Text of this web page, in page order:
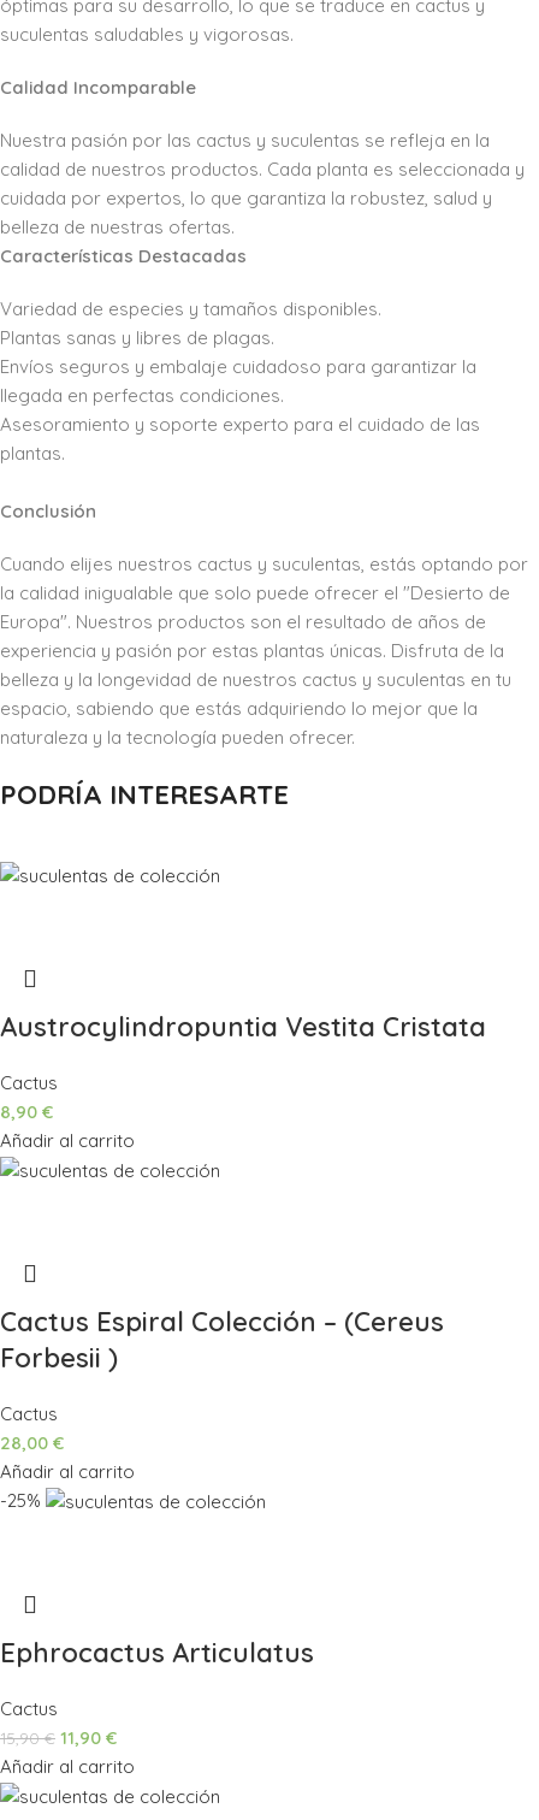
óptimas para su desarrollo, lo que se traduce en cactus y
suculentas saludables y vigorosas.
Calidad Incomparable
Nuestra pasión por las cactus y suculentas se refleja en la
calidad de nuestros productos. Cada planta es seleccionada y
cuidada por expertos, lo que garantiza la robustez, salud y
belleza de nuestras ofertas.
Características Destacadas
Variedad de especies y tamaños disponibles.
Plantas sanas y libres de plagas.
Envíos seguros y embalaje cuidadoso para garantizar la
llegada en perfectas condiciones.
Asesoramiento y soporte experto para el cuidado de las
plantas.
Conclusión
Cuando elijes nuestros cactus y suculentas, estás optando por
la calidad inigualable que solo puede ofrecer el "Desierto de
Europa". Nuestros productos son el resultado de años de
experiencia y pasión por estas plantas únicas. Disfruta de la
belleza y la longevidad de nuestros cactus y suculentas en tu
espacio, sabiendo que estás adquiriendo lo mejor que la
naturaleza y la tecnología pueden ofrecer.
PODRÍA INTERESARTE
Austrocylindropuntia Vestita Cristata
Cactus
8,90 €
Añadir al carrito
Cactus Espiral Colección – (Cereus
Forbesii )
Cactus
28,00 €
Añadir al carrito
-25%
Ephrocactus Articulatus
Cactus
15,90€ 11,90 €
Añadir al carrito